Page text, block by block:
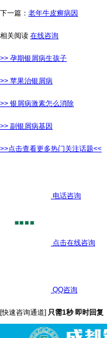
下一篇： 老年牛皮癣病因
相关阅读 在线咨询
>> 孕期银屑病生孩子
>> 苹果治银屑病
>> 银屑病激素怎么消除
>> 副银屑病基因
>>点击查看更多热门关注话题<<
电话咨询
点击在线咨询
QQ咨询
[快速咨询通道] 只需1秒 即时回复